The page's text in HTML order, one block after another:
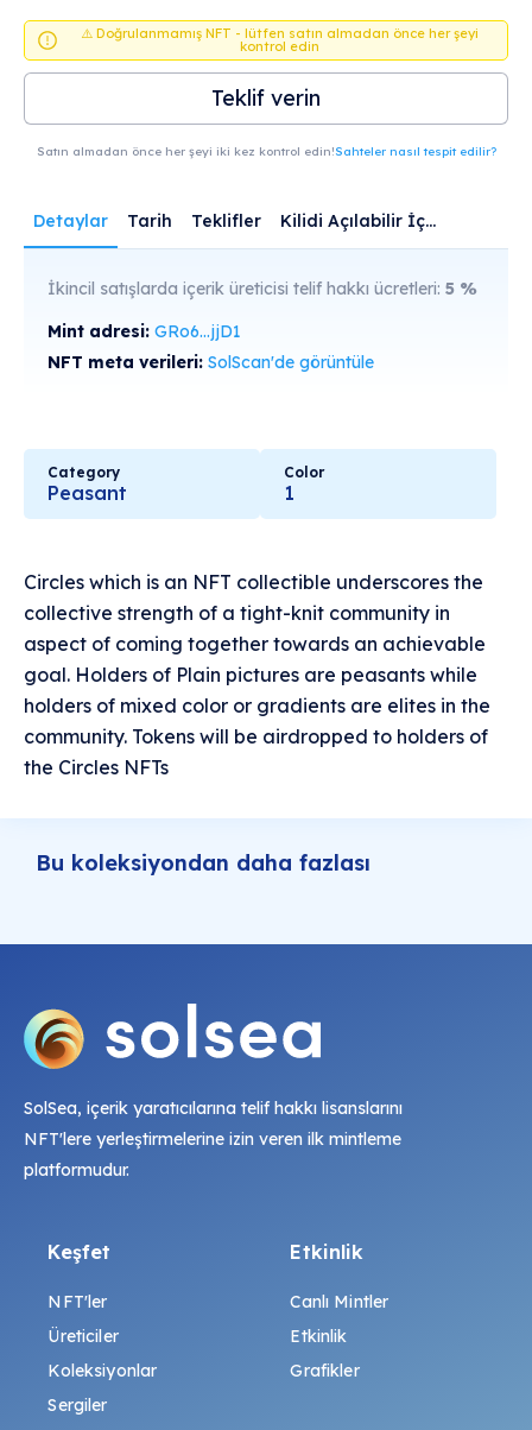
⚠️ Doğrulanmamış NFT - lütfen satın almadan önce her şeyi
kontrol edin
Teklif verin
Satın almadan önce her şeyi iki kez kontrol edin!Sahteler nasıl tespit edilir?
Detaylar Tarih Teklifler Kilidi Açılabilir İçerik
İkincil satışlarda içerik üreticisi telif hakkı ücretleri: 5 %
Mint adresi: GRo6...jjD1
NFT meta verileri: SolScan'de görüntüle
Category
Peasant
Color
1
Circles which is an NFT collectible underscores the
collective strength of a tight-knit community in
aspect of coming together towards an achievable
goal. Holders of Plain pictures are peasants while
holders of mixed color or gradients are elites in the
community. Tokens will be airdropped to holders of
the Circles NFTs
Bu koleksiyondan daha fazlası
SolSea, içerik yaratıcılarına telif hakkı lisanslarını
NFT'lere yerleştirmelerine izin veren ilk mintleme
platformudur.
Keşfet
NFT'ler
Üreticiler
Koleksiyonlar
Sergiler
Etkinlik
Canlı Mintler
Etkinlik
Grafikler